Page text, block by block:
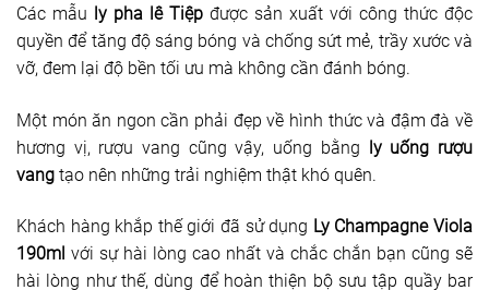
Các mẫu ly pha lê Tiệp được sản xuất với công thức độc
quyền để tăng độ sáng bóng và chống sứt mẻ, trầy xước và
vỡ, đem lại độ bền tối ưu mà không cần đánh bóng.
Một món ăn ngon cần phải đẹp về hình thức và đậm đà về
hương vị, rượu vang cũng vậy, uống bằng ly uống rượu
vang tạo nên những trải nghiệm thật khó quên.
Khách hàng khắp thế giới đã sử dụng Ly Champagne Viola
190ml với sự hài lòng cao nhất và chắc chắn bạn cũng sẽ
hài lòng như thế, dùng để hoàn thiện bộ sưu tập quầy bar